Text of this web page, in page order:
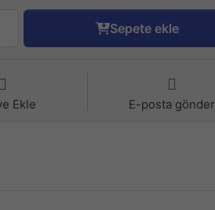
Sepete ekle
Ekle E-posta gönder